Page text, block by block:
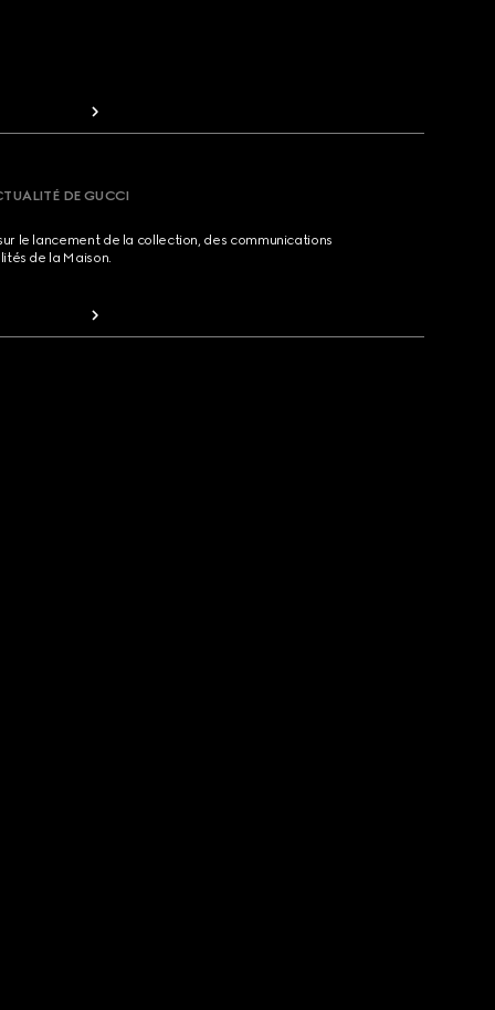
DE GUCCI
le lancement de la collection, des communications
de la Maison.